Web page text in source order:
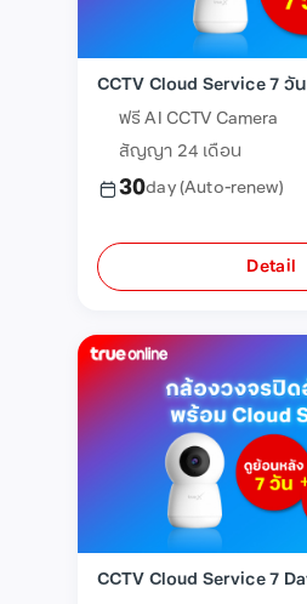
CCTV Cloud Service 7 วัน
ฟรี AI CCTV Camera
สัญญา 24 เดือน
30day(Auto-renew)
Detail